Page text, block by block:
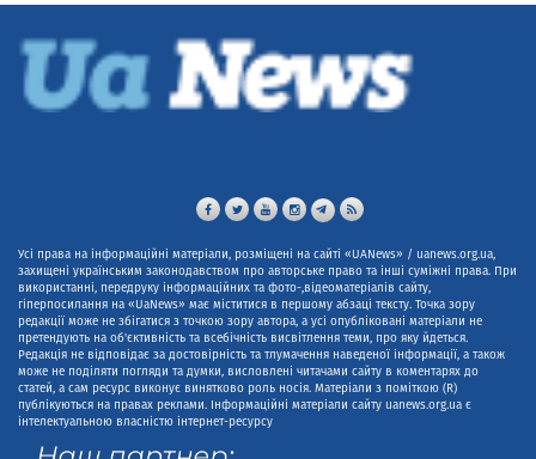
Усі права на інформаційні матеріали, розміщені на сайті «UANews» / uanews.org.ua,
захищені українським законодавством про авторське право та інші суміжні права. При
використанні, передруку інформаційних та фото-,відеоматеріалів сайту,
гіперпосилання на «UaNews» має міститися в першому абзаці тексту. Точка зору
редакції може не збігатися з точкою зору автора, а усі опубліковані матеріали не
претендують на об'єктивність та всебічність висвітлення теми, про яку йдеться.
Редакція не відповідає за достовірність та тлумачення наведеної інформації, а також
може не поділяти погляди та думки, висловлені читачами сайту в коментарях до
статей, а сам ресурс виконує винятково роль носія. Матеріали з поміткою (R)
публікуються на правах реклами. Інформаційні матеріали сайту uanews.org.ua є
інтелектуальною власністю інтернет-ресурсу